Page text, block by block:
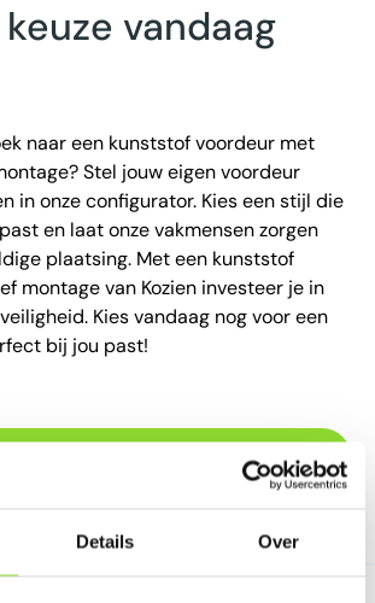
Details Over
vandaag
naar een kunststof voordeur met
Stel jouw eigen voordeur
in onze configurator. Kies een stijl die
en laat onze vakmensen zorgen
plaatsing. Met een kunststof
montage van Kozien investeer je in
Kies vandaag nog voor een
bij jou past!
ideale kunststof voordeur samen!